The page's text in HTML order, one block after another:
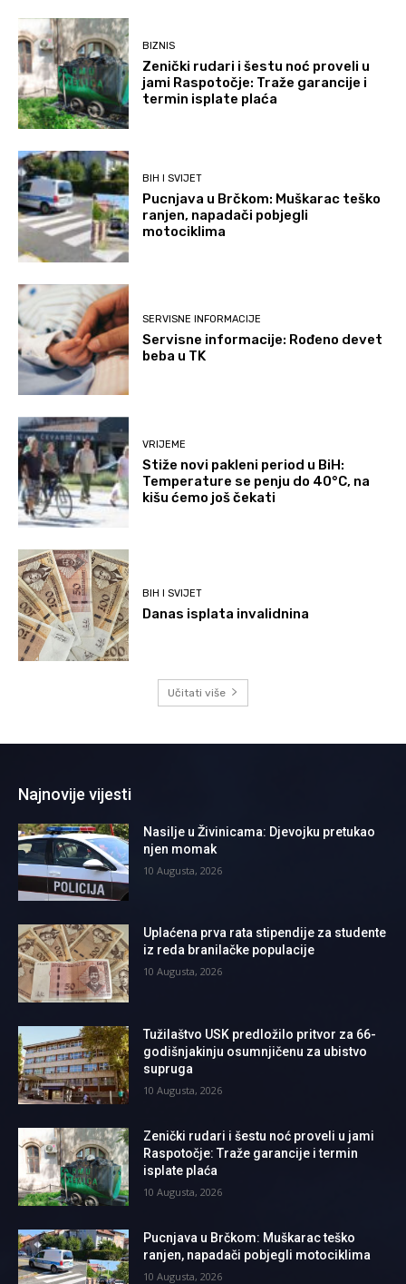
BIZNIS
Zenički rudari i šestu noć proveli u
jami Raspotočje: Traže garancije i
termin isplate plaća
BIH I SVIJET
Pucnjava u Brčkom: Muškarac teško
ranjen, napadači pobjegli
motociklima
SERVISNE INFORMACIJE
Servisne informacije: Rođeno devet
beba u TK
VRIJEME
Stiže novi pakleni period u BiH:
Temperature se penju do 40°C, na
kišu ćemo još čekati
BIH I SVIJET
Danas isplata invalidnina
Učitati više
Najnovije vijesti
Nasilje u Živinicama: Djevojku pretukao
njen momak
10 Augusta, 2026
Uplaćena prva rata stipendije za studente
iz reda branilačke populacije
10 Augusta, 2026
Tužilaštvo USK predložilo pritvor za 66-
godišnjakinju osumnjičenu za ubistvo
supruga
10 Augusta, 2026
Zenički rudari i šestu noć proveli u jami
Raspotočje: Traže garancije i termin
isplate plaća
10 Augusta, 2026
Pucnjava u Brčkom: Muškarac teško
ranjen, napadači pobjegli motociklima
10 Augusta, 2026